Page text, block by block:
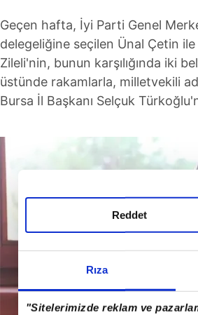
Rıza
"Sitelerimizde reklam ve
Reddet
Geçen hafta, İyi Parti Genel
delegeliğine seçilen Ünal Çetin ile
Zileli'nin, bunun karşılığında iki
üstünde rakamlarla, milletvekili
Bursa İl Başkanı Selçuk